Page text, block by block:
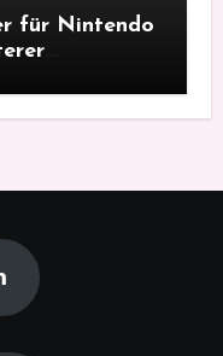
für Nintendo